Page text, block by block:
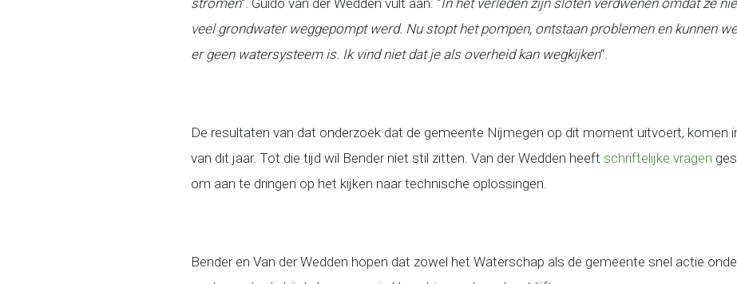
veel grondwater weggepompt werd. Nu stopt het pompen, ontstaan problemen en kunnen
er geen watersysteem is. Ik vind niet dat je als overheid kan wegkijken“.
De resultaten van dat onderzoek dat de gemeente Nijmegen op dit moment uitvoert, komen
van dit jaar. Tot die tijd wil Bender niet stil zitten. Van der Wedden heeft schriftelijke vragen
om aan te dringen op het kijken naar technische oplossingen.
Bender en Van der Wedden hopen dat zowel het Waterschap als de gemeente snel actie